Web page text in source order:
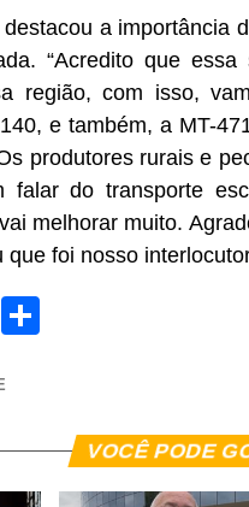
a importância
“Acredito que
região, com isso,
e também, a MT-
produtores rurais e
falar do transporte
melhorar muito.
foi nosso
LinkedIn
VOCÊ PODE